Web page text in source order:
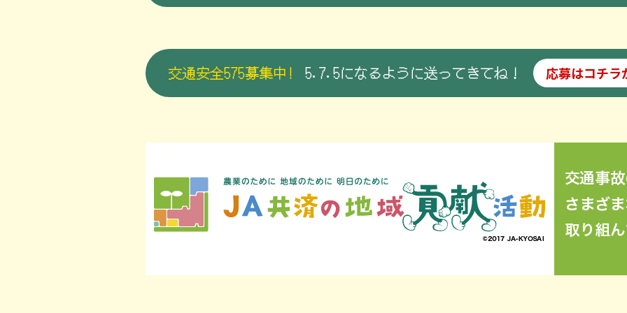
交通安全575募集中! 5.7.5になるように送ってきてね！ 応募はコチラ